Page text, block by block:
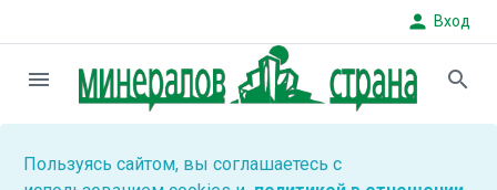
person Вход
menu search
Пользуясь сайтом, вы соглашаетесь с